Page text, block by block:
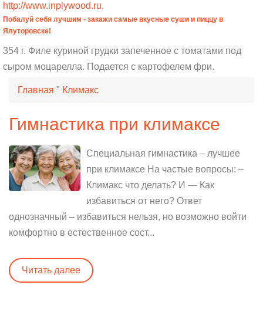
http://www.inplywood.ru.
Побалуй себя лучшим - закажи самые вкусные суши и пиццу в
Ялуторовске!
354 г. Филе куриной грудки запеченное с томатами под
сыром моцарелла. Подается с картофелем фри.
Главная " Климакс
Гимнастика при климаксе
Специальная гимнастика – лучшее
при климаксе На частые вопросы: –
Климакс что делать? И — Как
избавиться от него? Ответ
однозначный – избавиться нельзя, но возможно войти
комфортно в естественное сост...
Читать далее